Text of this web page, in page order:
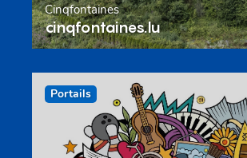
Cinqfontaines
cinqfontaines.lu
Portails